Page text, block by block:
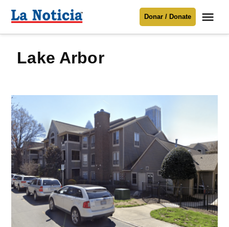
Para mantenerte informado necesitamos
contenido
Noticia
Donar / Donate
Lake Arbor